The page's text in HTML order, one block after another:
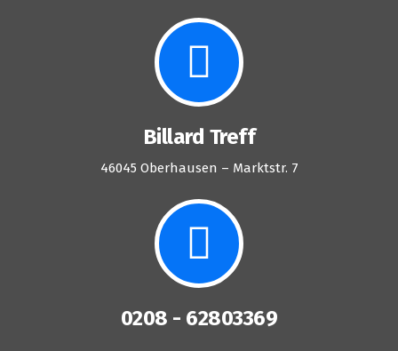
Billard Treff
46045 Oberhausen – Marktstr. 7
0208 - 62803369